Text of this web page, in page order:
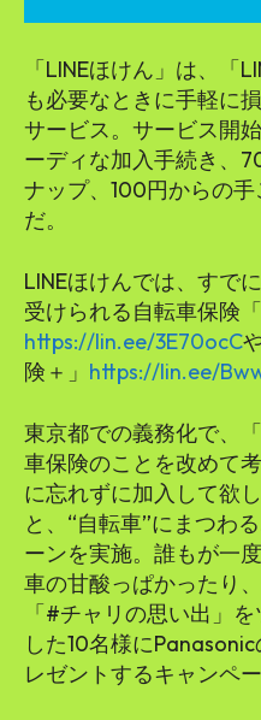
「LINEほけん」は、「
も必要なときに手軽に
サービス。サービス開
ーディな加入手続き、
ナップ、100円からの
だ。
LINEほけんでは、すで
受けられる自転車保険
https://lin.ee/3E70ocC
険＋」 https://lin.ee/
東京都での義務化で、
車保険のことを改めて
に忘れずに加入して欲
と、“自転車”にまつわ
ーンを実施。誰もが一
車の甘酸っぱかったり
「#️チャリの思い出」
した10名様に
レゼントするキャンペー